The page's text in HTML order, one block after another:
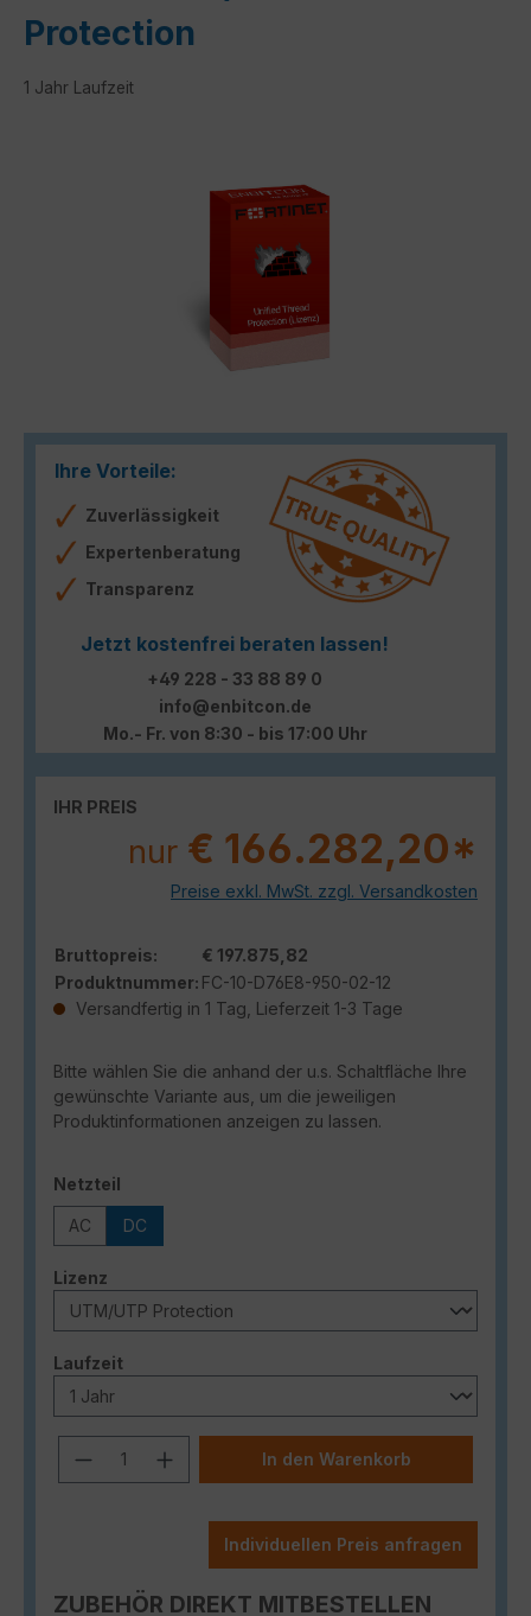
Protection
1 Jahr Laufzeit
Ihre Vorteile:
Zuverlässigkeit
Expertenberatung
Transparenz
Jetzt kostenfrei beraten lassen!
+49 228 - 33 88 89 0
info@enbitcon.de
Mo.- Fr. von 8:30 - bis 17:00 Uhr
IHR PREIS
nur € 166.282,20*
Preise exkl. MwSt. zzgl. Versandkosten
Bruttopreis:
€ 197.875,82
Produktnummer: FC-10-D76E8-950-02-12
Versandfertig in 1 Tag, Lieferzeit 1-3 Tage
Bitte wählen Sie die anhand der u.s. Schaltfläche Ihre
gewünschte Variante aus, um die jeweiligen
Produktinformationen anzeigen zu lassen.
Netzteil
AC DC
Lizenz
Laufzeitauswählen
Produkt Anzahl: Gib den
In den Warenkorb
Individuellen Preis anfragen
ZUBEHÖR DIREKT MITBESTELLEN